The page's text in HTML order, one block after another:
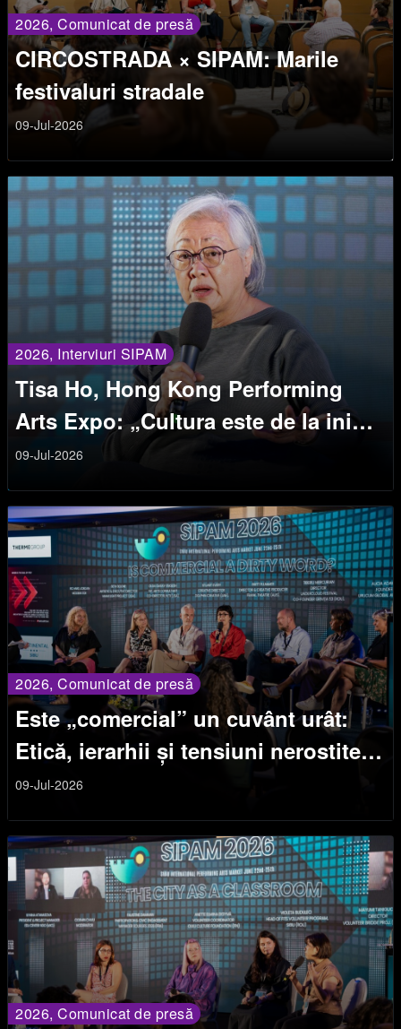
2026, Comunicat de presă
CIRCOSTRADA × SIPAM: Marile
festivaluri stradale
09-Jul-2026
2026, Interviuri SIPAM
Tisa Ho, Hong Kong Performing
Arts Expo: „Cultura este de la inimă
la inimă”
09-Jul-2026
2026, Comunicat de presă
Este „comercial” un cuvânt urât:
Etică, ierarhii și tensiuni nerostite
ale producției teatrale
09-Jul-2026
2026, Comunicat de presă